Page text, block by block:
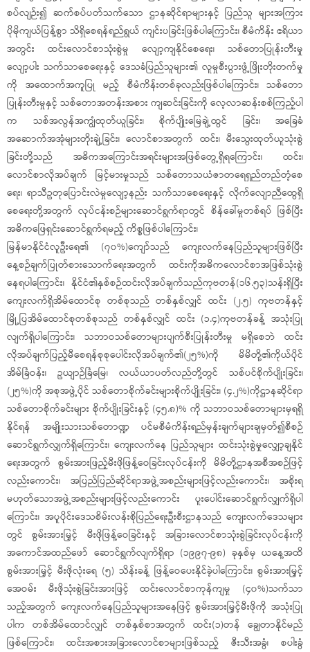
စပ်လျဉ်း၍ ဆက်စပ်ပတ်သက်သော ဌာနဆိုင်ရာများနှင့် ပြည်သူ များအကြား
ပိုမိုကျယ်ပြန့်စွာ သိရှိစေရန်ရည်ရွယ် ကျင်းပခြင်းဖြစ်ပါကြောင်း၊ စီမံကိန်း ဧရိယာ
အတွင်း ထင်းလောင်စာသုံးစွဲမှု လျော့ကျနိုင်စေရေး၊ သစ်တောပြုန်းတီးမှု
လျော့ပါး သက်သာစေရေးနှင့် ဒေသခံပြည်သူများ၏ လူမှုစီးပွားဖွံ့ဖြိုးတိုးတက်မှု
ကို အထောက်အကူပြု မည့် စီမံကိန်းတစ်ခုလည်းဖြစ်ပါကြောင်း၊ သစ်တော
ပြုန်းတီးမှုနှင့် သစ်တောအတန်းအစား ကျဆင်းခြင်းကို လေ့လာဆန်းစစ်ကြည့်ပါ
က သစ်အလွန်အကျွံထုတ်ယူခြင်း၊ စိုက်ပျိုးမြေချဲ့ထွင် ခြင်း၊ အခြေခံ
အဆောက်အအုံများတိုးချဲ့ခြင်း၊ လောင်စာအတွက် ထင်း၊ မီးသွေးထုတ်ယူသုံးစွဲ
ခြင်းတို့သည် အဓိကအကြောင်းအရင်းများအဖြစ်တွေ့ရှိရကြောင်း၊ ထင်း၊
လောင်စာလိုအပ်ချက် မြင့်မားမှုသည် သစ်တောသယံဇာတရေရှည်တည်တံ့စေ
ရေး၊ ရာသီဥတုပြောင်းလဲမှုလျော့နည်း သက်သာစေရေးနှင့် လိုက်လျောညီထွေရှိ
စေရေးတို့အတွက် လုပ်ငန်းစဉ်များဆောင်ရွက်ရာတွင် စိန်ခေါ်မှုတစ်ရပ် ဖြစ်ပြီး
အဓိကဖြေရှင်းဆောင်ရွက်ရမည့် ကိစ္စဖြစ်ပါကြောင်း၊
မြန်မာနိုင်ငံလူဦးရေ၏ (၇၀%)ကျော်သည် ကျေးလက်နေပြည်သူများဖြစ်ပြီး
နေ့စဉ်ချက်ပြုတ်စားသောက်ရေးအတွက် ထင်းကိုအဓိကလောင်စာအဖြစ်သုံးစွဲ
နေရပါကြောင်း၊ နိုင်ငံ၏နှစ်စဉ်ထင်းလိုအပ်ချက်သည်ကုဗတန်(၁၆.၅၃)သန်းရှိပြီး
ကျေးလက်ရှိအိမ်ထောင်စု တစ်စုသည် တစ်နှစ်လျှင် ထင်း (၂.၅) ကုဗတန်နှင့်
မြို့ပြအိမ်ထောင်စုတစ်စုသည် တစ်နှစ်လျှင် ထင်း (၁.၄)ကုဗတန်ခန့် အသုံးပြု
လျက်ရှိပါကြောင်း၊ သဘာဝသစ်တောများပျက်စီးပြုန်းတီးမှု မရှိစေဘဲ ထင်း
လိုအပ်ချက်ပြည့်မီစေရန်စုစုပေါင်းလိုအပ်ချက်၏(၂၅%)ကို မိမိတို့၏ကိုယ်ပိုင်
အိမ်ခြံဝန်း၊ ဥယျာဉ်ခြံမြေ၊ လယ်ယာပတ်လည်တို့တွင် သစ်ပင်စိုက်ပျိုးခြင်း၊
(၂၅%)ကို အစုအဖွဲ့ပိုင် သစ်တောစိုက်ခင်းများစိုက်ပျိုးခြင်း၊ (၄.၂%)ကိုဌာနဆိုင်ရာ
သစ်တောစိုက်ခင်းများ စိုက်ပျိုးခြင်းနှင့် (၄၅.၈)% ကို သဘာဝသစ်တောများမှရရှိ
နိုင်ရန် အမျိုးသားသစ်တောဏ္ဍ ပင်မစီမံကိန်းရည်မှန်းချက်များချမှတ်၍စီစဉ်
ဆောင်ရွက်လျှက်ရှိကြောင်း၊ ကျေးလက်နေ ပြည်သူများ ထင်းသုံးစွဲမှုလျှော့ချနိုင်
ရေးအတွက် စွမ်းအားဖြည့်မီးဖိုဖြန့်ဝေခြင်းလုပ်ငန်းကို မိမိတို့ဌာနအစီအစဉ်ဖြင့်
လည်းကောင်း၊ အပြည်ပြည်ဆိုင်ရာအဖွဲ့အစည်းများဖြင့်လည်းကောင်း၊ အစိုးရ
မဟုတ်သောအဖွဲ့အစည်းများဖြင့်လည်းကောင်း ပူးပေါင်းဆောင်ရွက်လျှက်ရှိပါ
ကြောင်း၊ အပူပိုင်းဒေသစိမ်းလန်းစိုပြည်ရေးဦးစီးဌာနသည် ကျေးလက်ဒေသများ
တွင် စွမ်းအားမြှင့် မီးဖိုဖြန့်ဝေခြင်းနှင့် အခြားလောင်စာသုံးစွဲခြင်းလုပ်ငန်းကို
အကောင်အထည်ဖော် ဆောင်ရွက်လျက်ရှိရာ (၁၉၉၇-၉၈) ခုနှစ်မှ ယနေ့အထိ
စွမ်းအားမြှင့် မီးဖိုလုံးရေ (၅) သိန်းခန့် ဖြန့်ဝေပေးနိုင်ခဲ့ပါကြောင်း၊ စွမ်းအားမြှင့်
အေဝမ်း မီးဖိုသုံးစွဲခြင်းအားဖြင့် ထင်းလောင်စာကုန်ကျမှု (၄၀%)သက်သာ
သည့်အတွက် ကျေးလက်နေပြည်သူများအနေဖြင့် စွမ်းအားမြှင့်မီးဖိုကို အသုံးပြု
ပါက တစ်အိမ်ထောင်လျှင် တစ်နှစ်စာအတွက် ထင်း(၁)တန် ချွေတာနိုင်မည်
ဖြစ်ကြောင်း၊ ထင်းအစားအခြားလောင်စာများဖြစ်သည့် ဇီးသီးအခွံ၊ စပါးခွံ